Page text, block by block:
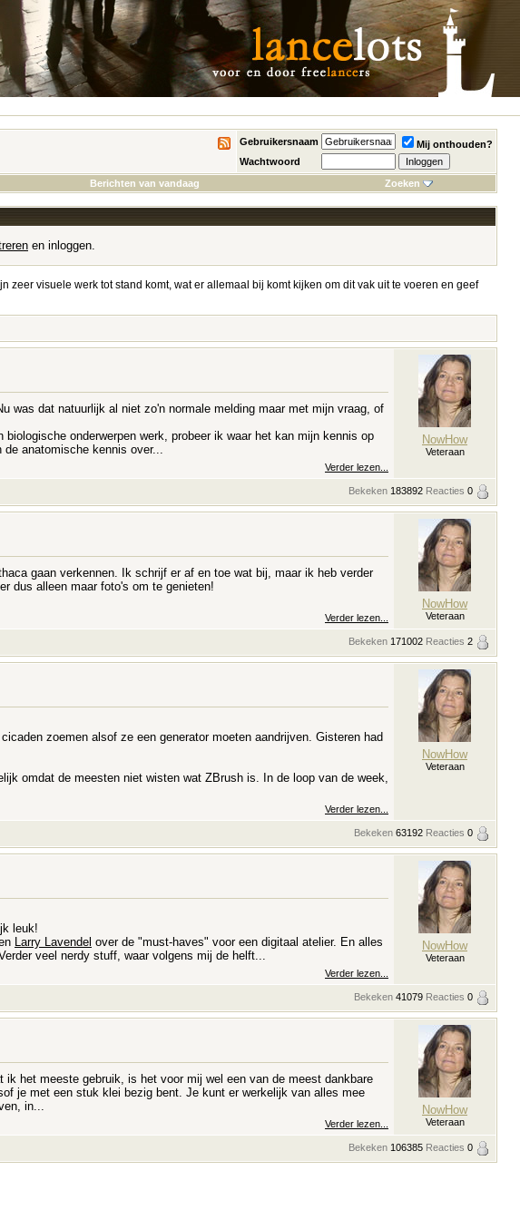
Gebruikersnaam
Mij onthouden?
Wachtwoord
Berichten van vandaag Zoeken
en inloggen.
visuele werk tot stand komt, wat er allemaal bij komt kijken om dit vak uit te voeren en geef
was dat natuurlijk al niet zo'n normale melding maar met mijn vraag, of
onderwerpen werk, probeer ik waar het kan mijn kennis op
anatomische kennis over...
Verder lezen...
NowHow
Veteraan
Bekeken 183892 Reacties 0
gaan verkennen. Ik schrijf er af en toe wat bij, maar ik heb verder
dus alleen maar foto's om te genieten!
Verder lezen...
NowHow
Veteraan
Bekeken 171002 Reacties 2
zoemen alsof ze een generator moeten aandrijven. Gisteren had
omdat de meesten niet wisten wat ZBrush is. In de loop van de week,
Verder lezen...
NowHow
Veteraan
Bekeken 63192 Reacties 0
leuk!
Larry Lavendel over de "must-haves" voor een digitaal atelier. En alles
veel nerdy stuff, waar volgens mij de helft...
Verder lezen...
NowHow
Veteraan
Bekeken 41079 Reacties 0
het meeste gebruik, is het voor mij wel een van de meest dankbare
je met een stuk klei bezig bent. Je kunt er werkelijk van alles mee
in...
Verder lezen...
NowHow
Veteraan
Bekeken 106385 Reacties 0